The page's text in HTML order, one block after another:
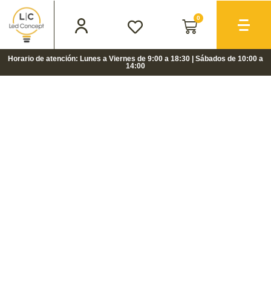
0
Horario de atención: Lunes a Viernes de 9:00 a 18:30 | Sábados de 10:00 a
14:00